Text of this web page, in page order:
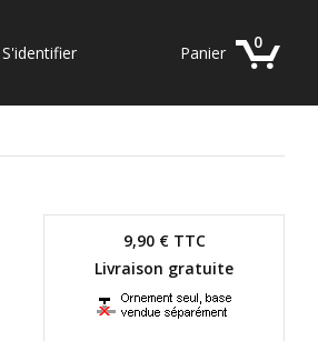
S'identifier
0
Panier
9,90 €TTC
Livraison gratuite